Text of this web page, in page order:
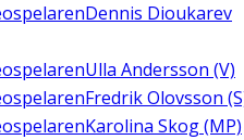
Dennis Dioukarev
Ulla Andersson (V)
Fredrik Olovsson
Karolina Skog (MP)